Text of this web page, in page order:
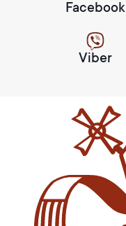
Facebook
Viber